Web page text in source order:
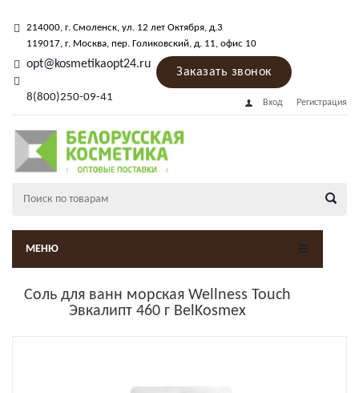
214000, г. Смоленск, ул. 12 лет Октября, д.3
119017, г. Москва, пер. Голиковский, д. 11, офис 10
opt@kosmetikaopt24.ru
8(800)250-09-41
Заказать звонок
Вход Регистрация
МЕНЮ
Соль для ванн морская Wellness Touch
Эвкалипт 460 г BelKosmex